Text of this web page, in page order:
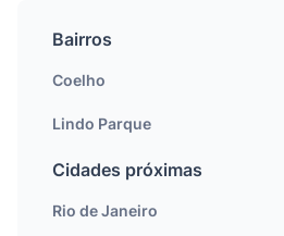
Bairros
Coelho
Lindo Parque
Cidades próximas
Rio de Janeiro